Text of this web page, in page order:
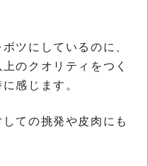
ツにしているのに、
のクオリティをつく
感じます。
ての挑発や皮肉にも